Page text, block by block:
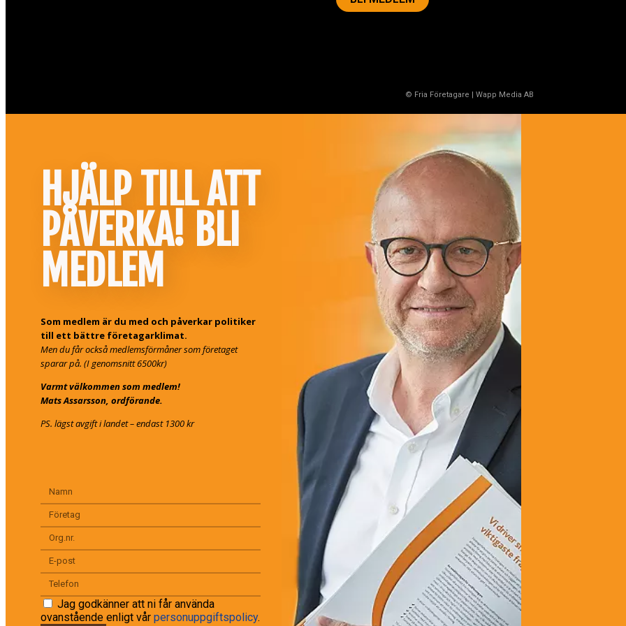
© Fria Företagare | Wapp Media AB
HJÄLP TILL ATT
PÅVERKA! BLI
MEDLEM
Som medlem är du med och påverkar politiker
till ett bättre företagarklimat.
Men du får också medlemsförmåner som företaget
sparar på. (I genomsnitt 6500kr)
Varmt välkommen som medlem!
Mats Assarsson, ordförande.
PS. lägst avgift i landet – endast 1300 kr
Jag godkänner att ni får använda
ovanstående enligt vår personuppgiftspolicy.